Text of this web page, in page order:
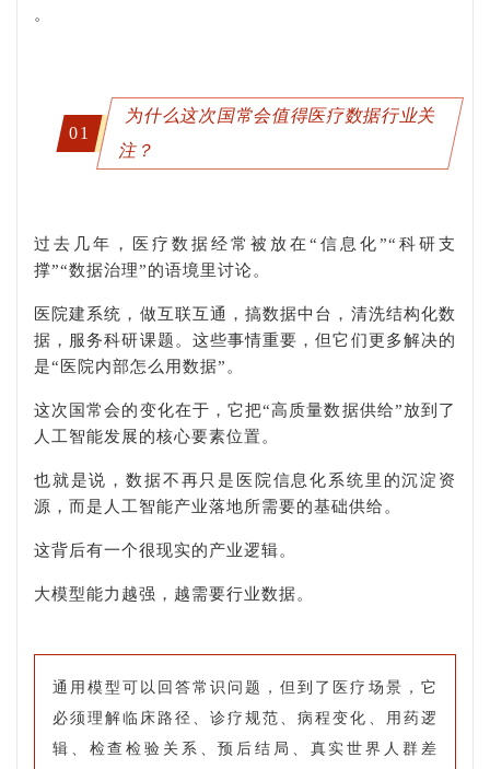
。
01
为什么这次国常会值得医疗数据行业关
注？
过去几年，医疗数据经常被放在“信息化”“科研支
撑”“数据治理”的语境里讨论。
医院建系统，做互联互通，搞数据中台，清洗结构化数
据，服务科研课题。这些事情重要，但它们更多解决的
是“医院内部怎么用数据”。
这次国常会的变化在于，它把“高质量数据供给”放到了
人工智能发展的核心要素位置。
也就是说，数据不再只是医院信息化系统里的沉淀资
源，而是人工智能产业落地所需要的基础供给。
这背后有一个很现实的产业逻辑。
大模型能力越强，越需要行业数据。
通用模型可以回答常识问题，但到了医疗场景，它
必须理解临床路径、诊疗规范、病程变化、用药逻
辑、检查检验关系、预后结局、真实世界人群差